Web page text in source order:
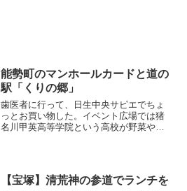
能勢町のマンホールカードと道の
駅「くりの郷」
歯医者に行って、日生中央サピエでちょ
っとお買い物した。イベント広場では猪
名川甲英高等学院という高校が野菜や焼
ために能勢浄化センターに...
【宝塚】清荒神の参道でランチを